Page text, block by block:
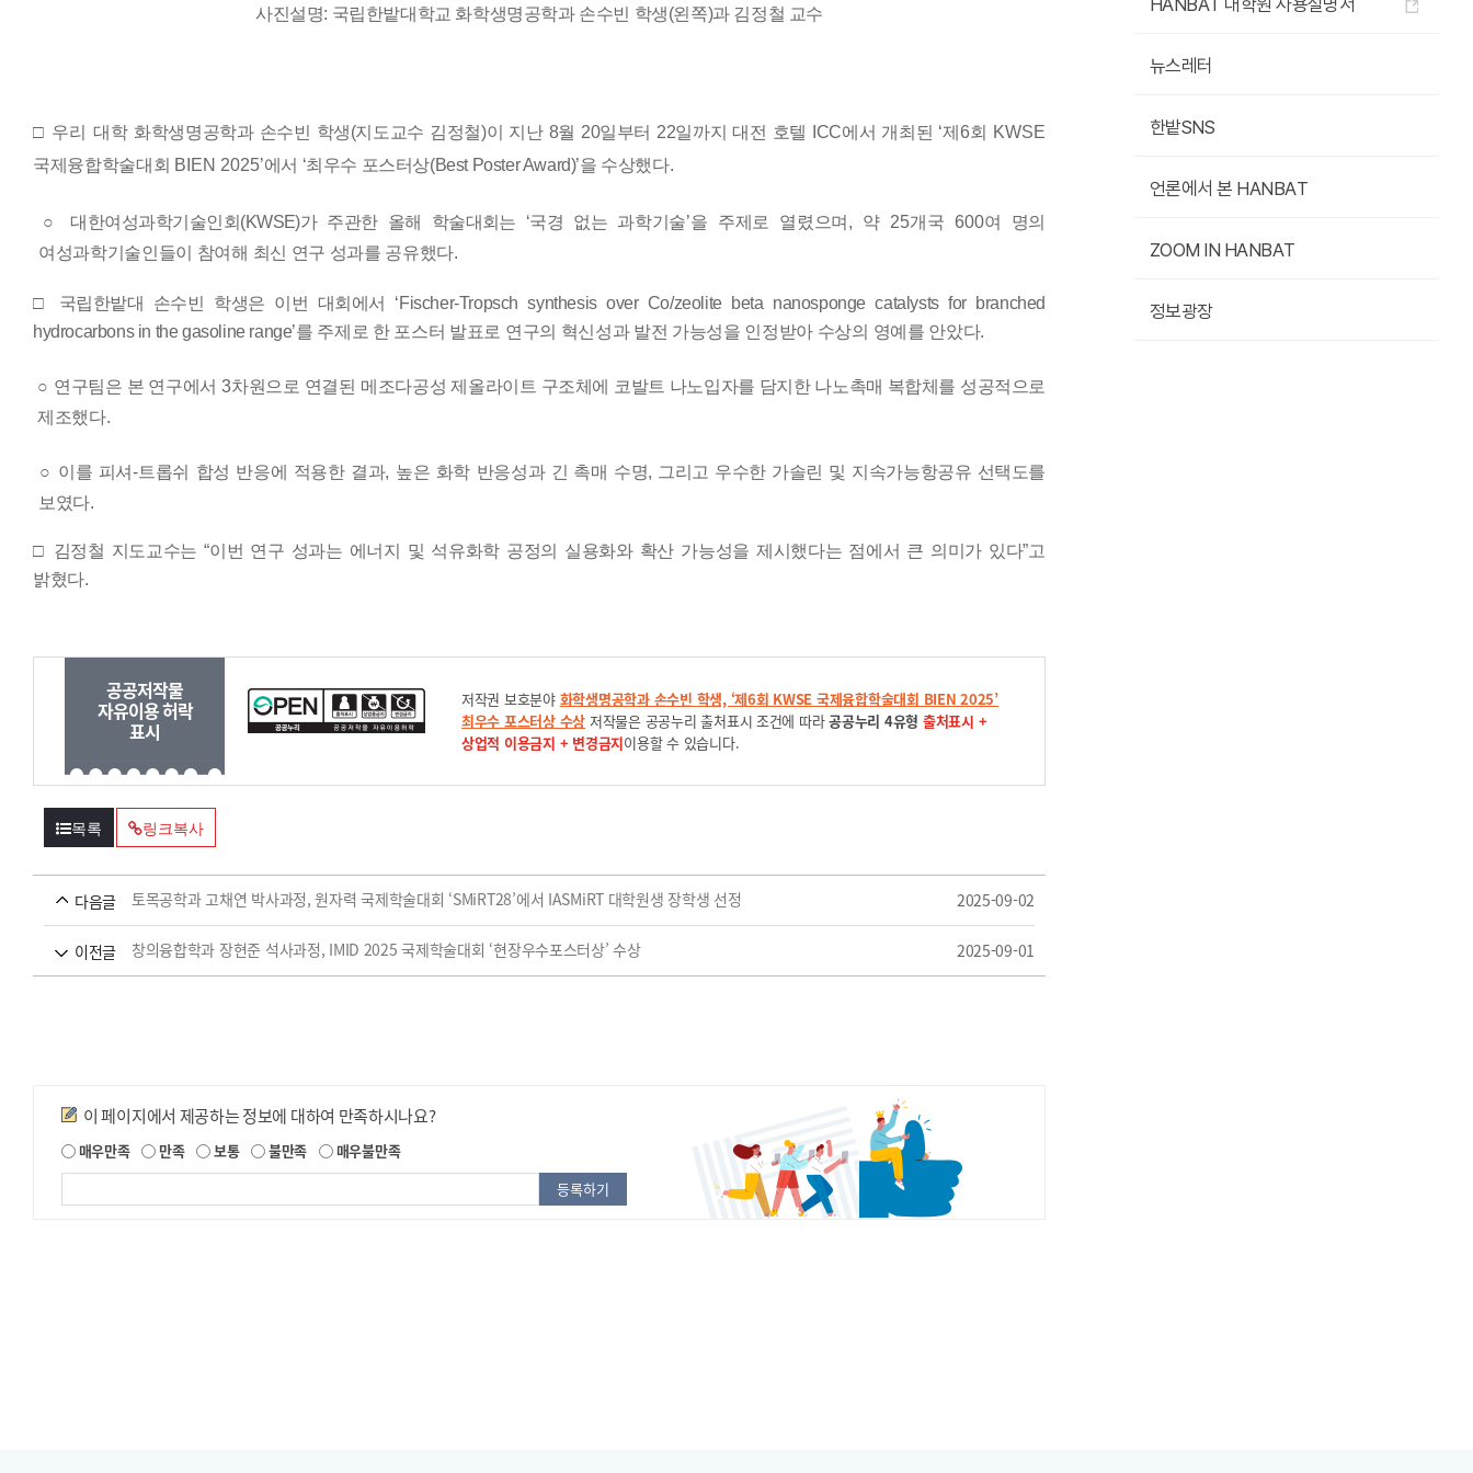
HANBAT 대학원 사용설명서
뉴스레터
한밭SNS
언론에서 본 HANBAT
ZOOM IN HANBAT
정보광장
사진설명: 국립한밭대학교 화학생명공학과 손수빈 학생(왼쪽)과 김정철 교수
□ 우리 대학 화학생명공학과 손수빈 학생(지도교수 김정철)이 지난 8월 20일부터 22일까지 대전 호텔 ICC에서 개최된 ‘제6회
KWSE
국제융합학술대회 BIEN 2025’에서 ‘최우수 포스터상(Best Poster Award)’을 수상했다.
○대한여성과학기술인회 (KWSE)가 주관한 올해 학술대회는 ‘국경 없는 과학기술’을 주제로 열렸으며 , 약 25개국 600여 명의
여성과학기술인들이 참여해 최신 연구 성과를 공유했다.
□ 국립한밭대 손수빈 학생은 이번 대회에서 ‘Fischer-Tropsch synthesis over Co/zeolite beta nanosponge catalysts for branched
hydrocarbons in the gasoline range’를 주제로 한 포스터 발표로 연구의 혁신성과 발전 가능성을 인정받아 수상의 영예를 안았다.
○ 연구팀은 본 연구에서3차원으로 연결된 메조다공성 제올라이트 구조체에 코발트 나노입자를 담지한 나노촉매 복합체를 성공적으로
제조했다.
○ 이를 피셔-트롭쉬 합성 반응에 적용한 결과, 높은 화학 반응성과 긴 촉매 수명, 그리고 우수한 가솔린 및 지속가능항공유 선택도를
보였다.
□ 김정철 지도교수는“이번 연구 성과는 에너지 및 석유화학 공정의 실용화와 확산 가능성을 제시했다는 점에서 큰 의미가 있다”고
밝혔다.
공공저작물
자유이용 허락
표시
저작권 보호분야 화학생명공학과 손수빈 학생, ‘제6회 KWSE 국제융합학술대회 BIEN 2025’
최우수 포스터상 수상 저작물은 공공누리 출처표시 조건에 따라공공누리 4유형 출처표시 +
상업적 이용금지 + 변경금지이용할 수 있습니다.
목록 링크복사
다음글 토목공학과 고채연 박사과정, 원자력 국제학술대회 ‘SMiRT28’에서 IASMiRT 대학원생 장학생 선정 2025-09-02
이전글 창의융합학과 장현준 석사과정, IMID 2025 국제학술대회 ‘현장우수포스터상’ 수상 2025-09-01
만족도조사
이 페이지에서 제공하는 정보에 대하여 만족하시나요?
매우만족 만족 보통 불만족 매우불만족
공